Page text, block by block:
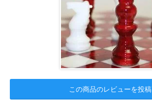
この商品のレビューを投稿